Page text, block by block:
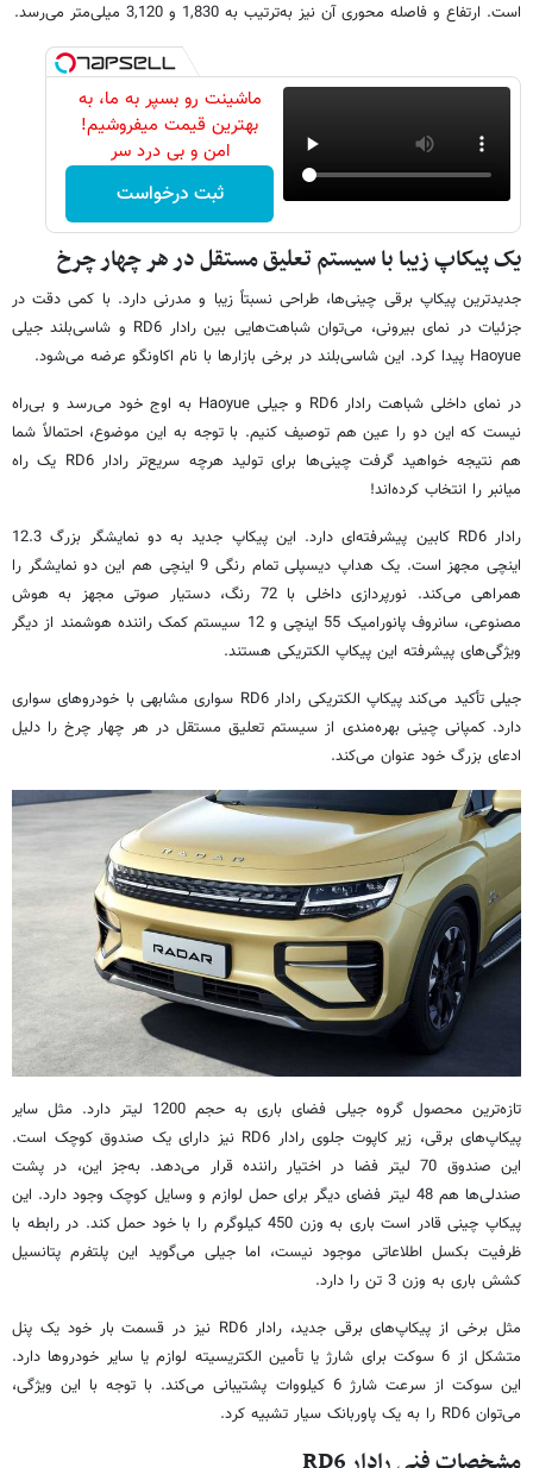
است. ارتفاع و فاصله محوری آن نیز به‌ترتیب به 1,830 و 3,120 میلی‌متر می‌رسد.
ماشینت رو بسپر به ما، به
بهترین قیمت میفروشیم!
امن و بی درد سر
ثبت درخواست
یک پیکاپ زیبا با سیستم تعلیق مستقل در هر چهار چرخ
جدیدترین پیکاپ برقی چینی‌ها، طراحی نسبتاً زیبا و مدرنی دارد. با کمی دقت در
جزئیات در نمای بیرونی، می‌توان شباهت‌هایی بین رادار RD6 و شاسی‌بلند جیلی
Haoyue پیدا کرد. این شاسی‌بلند در برخی بازارها با نام اکاونگو عرضه می‌شود.
در نمای داخلی شباهت رادار RD6 و جیلی Haoyue به اوج خود می‌رسد و بی‌راه
نیست که این دو را عین هم توصیف کنیم. با توجه به این موضوع، احتمالاً شما
هم نتیجه خواهید گرفت چینی‌ها برای تولید هرچه سریع‌تر رادار RD6 یک راه
میانبر را انتخاب کرده‌اند!
رادار RD6 کابین پیشرفته‌ای دارد. این پیکاپ جدید به دو نمایشگر بزرگ 12.3
اینچی مجهز است. یک هداپ دیسپلی تمام رنگی 9 اینچی هم این دو نمایشگر را
همراهی می‌کند. نورپردازی داخلی با 72 رنگ، دستیار صوتی مجهز به هوش
مصنوعی، سانروف پانورامیک 55 اینچی و 12 سیستم کمک راننده هوشمند از دیگر
ویژگی‌های پیشرفته این پیکاپ الکتریکی هستند.
جیلی تأکید می‌کند پیکاپ الکتریکی رادار RD6 سواری مشابهی با خودروهای سواری
دارد. کمپانی چینی بهره‌مندی از سیستم تعلیق مستقل در هر چهار چرخ را دلیل
ادعای بزرگ خود عنوان می‌کند.
تازه‌ترین محصول گروه جیلی فضای باری به حجم 1200 لیتر دارد. مثل سایر
پیکاپ‌های برقی، زیر کاپوت جلوی رادار RD6 نیز دارای یک صندوق کوچک است.
این صندوق 70 لیتر فضا در اختیار راننده قرار می‌دهد. به‌جز این، در پشت
صندلی‌ها هم 48 لیتر فضای دیگر برای حمل لوازم و وسایل کوچک وجود دارد. این
پیکاپ چینی قادر است باری به وزن 450 کیلوگرم را با خود حمل کند. در رابطه با
ظرفیت بکسل اطلاعاتی موجود نیست، اما جیلی می‌گوید این پلتفرم پتانسیل
کشش باری به وزن 3 تن را دارد.
مثل برخی از پیکاپ‌های برقی جدید، رادار RD6 نیز در قسمت بار خود یک پنل
متشکل از 6 سوکت برای شارژ یا تأمین الکتریسیته لوازم یا سایر خودروها دارد.
این سوکت از سرعت شارژ 6 کیلووات پشتیبانی می‌کند. با توجه با این ویژگی،
می‌توان RD6 را به یک پاوربانک سیار تشبیه کرد.